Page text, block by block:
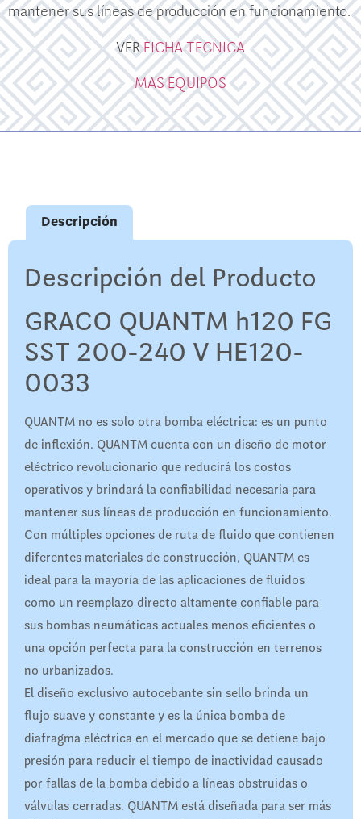
mantener sus líneas de producción en funcionamiento.
VERFICHA TECNICA
MAS EQUIPOS
Descripción
Descripción del Producto
GRACO QUANTM h120 FG
SST 200-240 V HE120-
0033
QUANTM no es solo otra bomba eléctrica: es un punto
de inflexión. QUANTM cuenta con un diseño de motor
eléctrico revolucionario que reducirá los costos
operativos y brindará la confiabilidad necesaria para
mantener sus líneas de producción en funcionamiento.
Con múltiples opciones de ruta de fluido que contienen
diferentes materiales de construcción, QUANTM es
ideal para la mayoría de las aplicaciones de fluidos
como un reemplazo directo altamente confiable para
sus bombas neumáticas actuales menos eficientes o
una opción perfecta para la construcción en terrenos
no urbanizados.
El diseño exclusivo autocebante sin sello brinda un
flujo suave y constante y es la única bomba de
diafragma eléctrica en el mercado que se detiene bajo
presión para reducir el tiempo de inactividad causado
por fallas de la bomba debido a líneas obstruidas o
válvulas cerradas. QUANTM está diseñada para ser más